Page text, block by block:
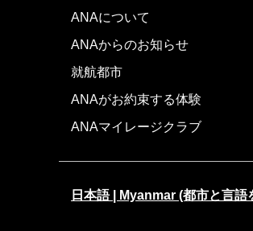
ANAについて
ANAからのお知らせ
就航都市
ANAがお約束する体験
ANAマイレージクラブ
日本語 | Myanmar (都市と言語